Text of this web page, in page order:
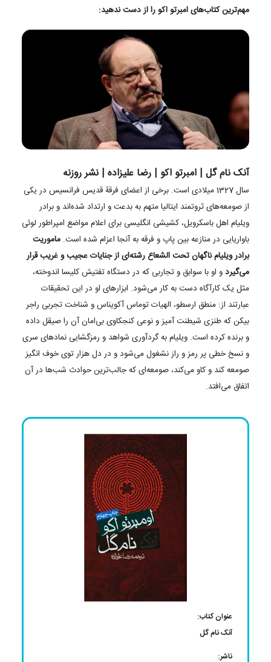
مهم‌ترین کتاب‌های امبرتو اکو را از دست ندهید:
آنک نام گل | امبرتو اکو | رضا علیزاده | نشر روزنه
سال 1327 میلادی است. برخی از اعضای فرقۀ قدیس فرانسیس در یکی
از صومعه‌های ثروتمند ایتالیا متهم به بدعت و ارتداد شده‌اند و برادر
ویلیام اهل باسکرویل، کشیشی انگلیسی برای اعلام مواضع امپراطور لوئی
باواریایی در منازعه بین پاپ و فرقه به آنجا اعزام شده است. ماموریت
برادر ویلیام ناگهان تحت الشعاع رشته‌ای از جنایات عجیب و غریب قرار
می‌گیردو او با سوابق و تجاربی که در دستگاه تفتیش کلیسا اندوخته،
مثل یک کارآگاه دست به کار می‌شود. ابزارهای او در این تحقیقات
عبارتند از: منطق ارسطو، الهیات توماس آکویناس و شناخت تجربی راجر
بیکن که طنزی شیطنت آمیز و نوعی کنجکاوی بی‌امان آن را صیقل داده
و برنده کرده است. ویلیام به گردآوری شواهد و رمزگشایی نمادهای سری
و نسخ خطی پر رمز و راز نشغول می‌شود و در دل هزار توی خوف انگیز
صومعه کند و کاو می‌کند، صومعه‌ای که جالب‌ترین حوادث شب‌ها در آن
اتفاق می‌افتد.
عنوان کتاب:
آنک نام گل
ناشر: